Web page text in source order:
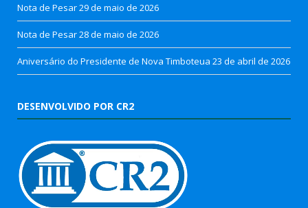
Nota de Pesar29 de maio de 2026
Nota de Pesar28 de maio de 2026
Aniversário do Presidente de Nova Timboteua 23 de abril de 2026
DESENVOLVIDO POR CR2